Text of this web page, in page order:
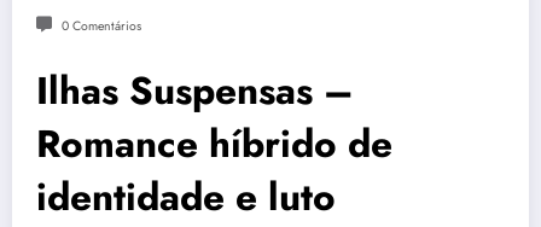
0 Comentários
Ilhas Suspensas –
Romance híbrido de
identidade e luto